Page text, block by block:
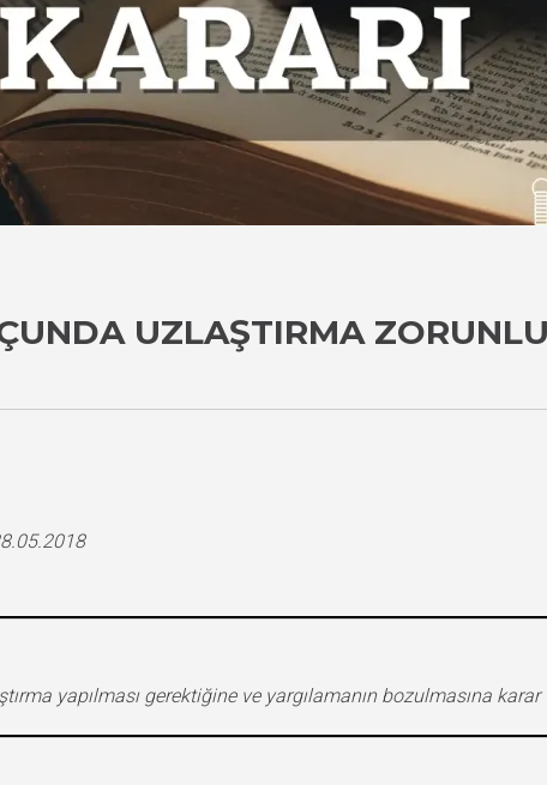
UZLAŞTIRMA
yapılması gerektiğine ve yargılamanın bozulmasına karar